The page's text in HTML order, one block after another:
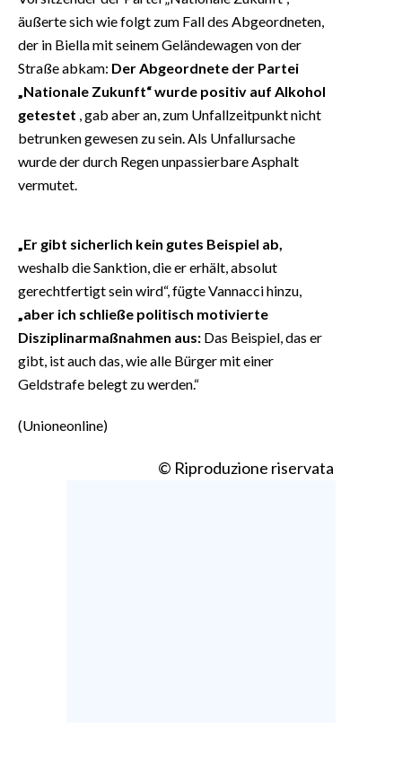
äußerte sich wie folgt zum Fall des Abgeordneten,
der in Biella mit seinem Geländewagen von der
Straße abkam: Der Abgeordnete der Partei
„Nationale Zukunft“ wurde positiv auf Alkohol
getestet , gab aber an, zum Unfallzeitpunkt nicht
betrunken gewesen zu sein. Als Unfallursache
wurde der durch Regen unpassierbare Asphalt
vermutet.
„Er gibt sicherlich kein gutes Beispiel ab,
weshalb die Sanktion, die er erhält, absolut
gerechtfertigt sein wird“, fügte Vannacci hinzu,
„aber ich schließe politisch motivierte
Disziplinarmaßnahmen aus: Das Beispiel, das er
gibt, ist auch das, wie alle Bürger mit einer
Geldstrafe belegt zu werden.“
(Unioneonline)
© Riproduzione riservata